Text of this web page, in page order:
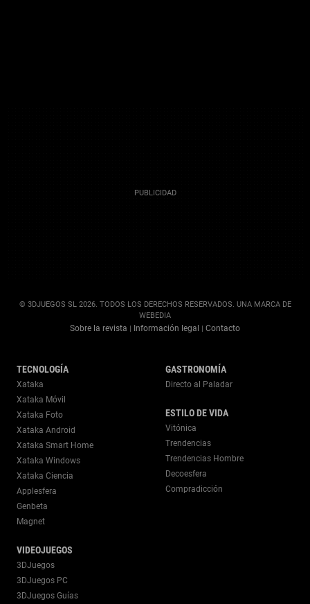
© 3DJUEGOS SL 2026. TODOS LOS DERECHOS RESERVADOS. UNA MARCA DE
WEBEDIA
Sobre la revista | Información legal | Contacto
TECNOLOGÍA
Xataka
Xataka Móvil
Xataka Foto
Xataka Android
Xataka Smart Home
Xataka Windows
Xataka Ciencia
Applesfera
Genbeta
Magnet
VIDEOJUEGOS
3DJuegos
3DJuegos PC
3DJuegos Guías
GASTRONOMÍA
Directo al Paladar
ESTILO DE VIDA
Vitónica
Trendencias
Trendencias Hombre
Decoesfera
Compradicción